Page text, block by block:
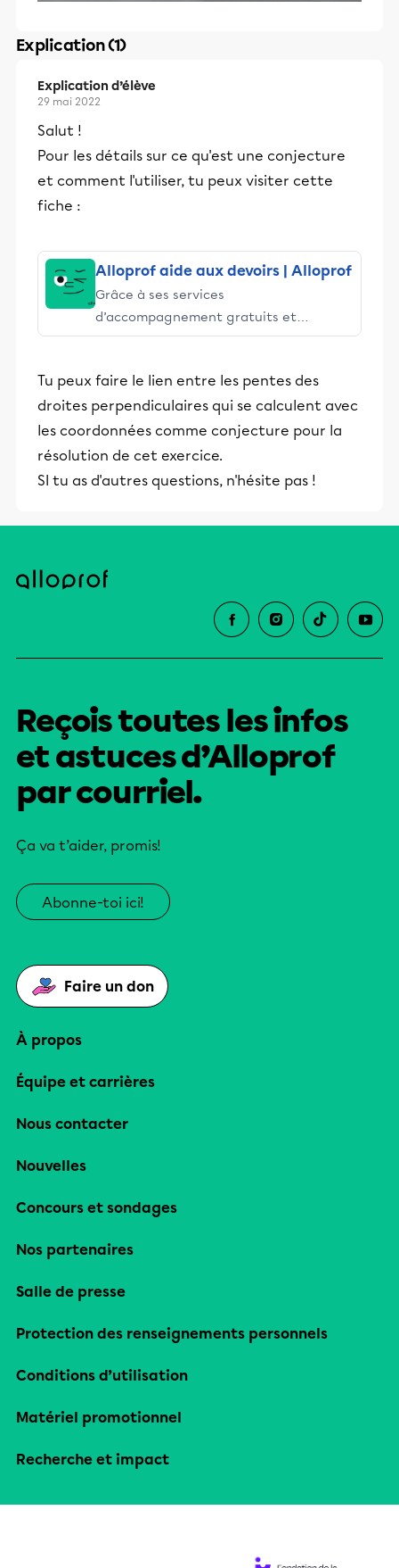
Explication (1)
Explication d’élève
29 mai 2022
Salut !
Pour les détails sur ce qu'est une conjecture
et comment l'utiliser, tu peux visiter cette
fiche :
Alloprof aide aux devoirs | Alloprof
Grâce à ses services
d’accompagnement gratuits et
stimulants, Alloprof engage les élèves
éducative.
Tu peux faire le lien entre les pentes des
droites perpendiculaires qui se calculent avec
les coordonnées comme conjecture pour la
résolution de cet exercice.
SI tu as d'autres questions, n'hésite pas !
Reçois toutes les infos
et astuces d’Alloprof
par courriel.
Ça va t’aider, promis!
Abonne-toi ici!
Faire un don
À propos
Équipe et carrières
Nous contacter
Nouvelles
Concours et sondages
Nos partenaires
Salle de presse
Protection des renseignements personnels
Conditions d’utilisation
Matériel promotionnel
Recherche et impact